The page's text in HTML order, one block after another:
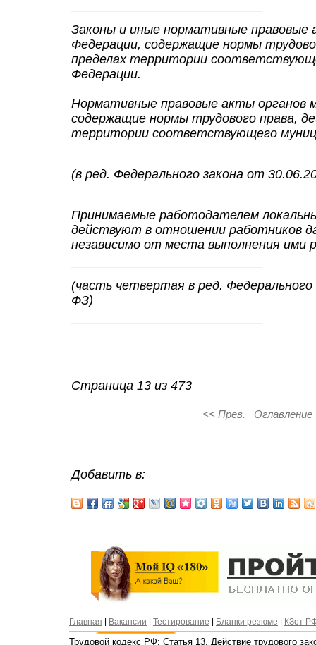
Законы и иные нормативные правовые
Федерации, содержащие нормы
пределах территории
Федерации.
Нормативные правовые акты органов
содержащие нормы трудового права,
территории соответствующего
(в ред. Федерального закона от
Принимаемые работодателем
действуют в отношении работников
независимо от места выполнения ими
(часть четвертая в ред.
ФЗ)
Страница 13 из 473
<< Прев. Оглавление
Добавить в:
Главная Вакансии Тестирование Бланки резюме КЗот
Трудовой кодекс РФ: Статья 13. Действие трудового